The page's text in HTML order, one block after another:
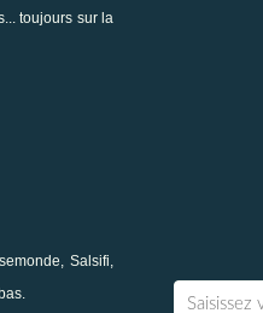
toujours sur la
Salsifi,